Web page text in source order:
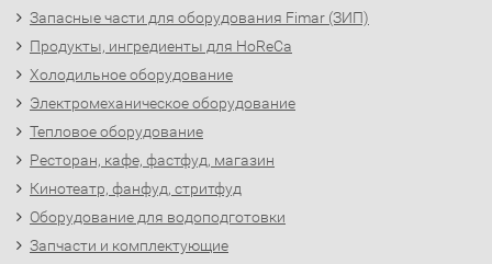
Запасные части для оборудования Fimar (ЗИП)
Продукты, ингредиенты для HoReCa
Холодильное оборудование
Электромеханическое оборудование
Тепловое оборудование
Ресторан, кафе, фастфуд, магазин
Кинотеатр, фанфуд, стритфуд
Оборудование для водоподготовки
Запчасти и комплектующие